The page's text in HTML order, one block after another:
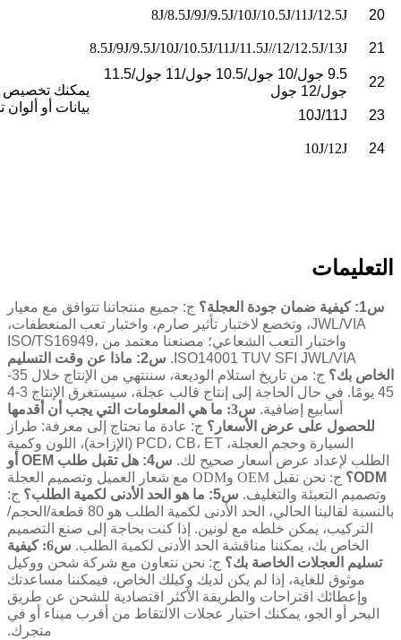
20
8J/8.5J/9J/9.5J/10J/10.5J/11J/12.5J
21
8.5J/9J/9.5J/10J/10.5J/11J/11.5J//12/12.5J/13J
يمكنك تخصيص
بيانات أو ألوان
22
9.5 جول/10 جول/10.5 جول/11 جول/11.5
جول/12 جول
23
10J/11J
24
10J/12J
التعليمات
س1: كيفية ضمان جودة العجلة؟
ج: جميع منتجاتنا تتوافق مع معيار
JWL/VIA، وتخضع لاختبار تأثير صارم، واختبار تعب المنعطفات،
واختبار التعب الشعاعي؛ مصنعنا معتمد من ISO/TS16949،
ISO14001 TUV SFI JWL/VIA.
س2: ماذا عن وقت التسليم
الخاص بك؟
ج: من تاريخ استلام الوديعة، سننتهي من الإنتاج خلال 35-
45 يومًا. في حال الحاجة إلى إنتاج قالب عجلة، سيستغرق الإنتاج 3-4
أسابيع إضافية.
س3: ما هي المعلومات التي يجب أن أقدمها
للحصول على عرض الأسعار؟ ج: عادة ما نحتاج إلى معرفة: طراز
السيارة وحجم العجلة، PCD، CB، ET (الإزاحة)، اللون وكمية
الطلب لإعداد عرض أسعار صحيح لك.
س4: هل تقبل طلب OEM أو
ODM؟
ج: نحن نقبل OEM وODM مع شعار العميل وتصميم العجلة
وتصميم التعبئة والتغليف. س5: ما هو الحد الأدنى لكمية الطلب؟
ج:
بالنسبة لقالبنا الحالي، الحد الأدنى لكمية الطلب هو 80 قطعة/الحجم/
التركيب، يمكن خلطه مع لونين. إذا كنت بحاجة إلى صنع التصميم
الخاص بك، يمكننا مناقشة الحد الأدنى لكمية الطلب.
س6: كيفية
تسليم العجلات الخاصة بك؟ ج: نحن نتعاون مع شركة شحن ووكيل
موثوق للغاية، إذا لم يكن لديك وكيلك الخاص، فيمكننا مساعدتك
وإعطائك اقتراحات والطريقة الأكثر اقتصادية للشحن عن طريق
البحر أو الجو، يمكنك اختيار عجلات الالتقاط من أقرب ميناء أو في
متجرك.